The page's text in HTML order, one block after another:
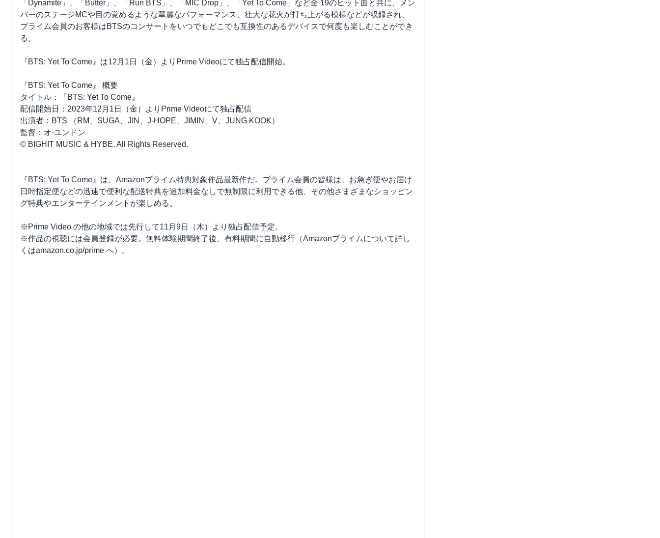
「Dynamite」、「Butter」、「Run BTS」、「MIC Drop」、「Yet To Come」など全 19のヒット曲と共に、メン
バーのステージMCや目の覚めるような華麗なパフォーマンス、壮大な花火が打ち上がる模様などが収録され、
プライム会員のお客様はBTSのコンサートをいつでもどこでも互換性のあるデバイスで何度も楽しむことができ
る。
『BTS: Yet To Come』は12月1日（金）よりPrime Videoにて独占配信開始。
『BTS: Yet To Come』 概要
タイトル：『BTS: Yet To Come』
配信開始日：2023年12月1日（金）よりPrime Videoにて独占配信
出演者：BTS （RM、SUGA、JIN、J-HOPE、JIMIN、V、JUNG KOOK）
監督：オ·ユンドン
© BIGHIT MUSIC & HYBE. All Rights Reserved.
『BTS: Yet To Come』は、Amazonプライム特典対象作品最新作だ。プライム会員の皆様は、お急ぎ便やお届け
日時指定便などの迅速で便利な配送特典を追加料金なしで無制限に利用できる他、その他さまざまなショッピン
グ特典やエンターテインメントが楽しめる。
※Prime Video の他の地域では先行して11月9日（木）より独占配信予定。
※作品の視聴には会員登録が必要。無料体験期間終了後、有料期間に自動移行（Amazonプライムについて詳し
くはamazon.co.jp/prime へ）。